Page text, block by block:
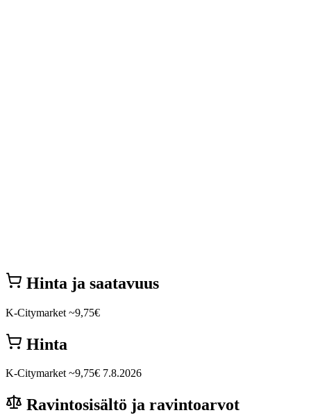
Hinta ja saatavuus
K-Citymarket ~9,75€
Hinta
K-Citymarket ~9,75€ 7.8.2026
Ravintosisältö ja ravintoarvot